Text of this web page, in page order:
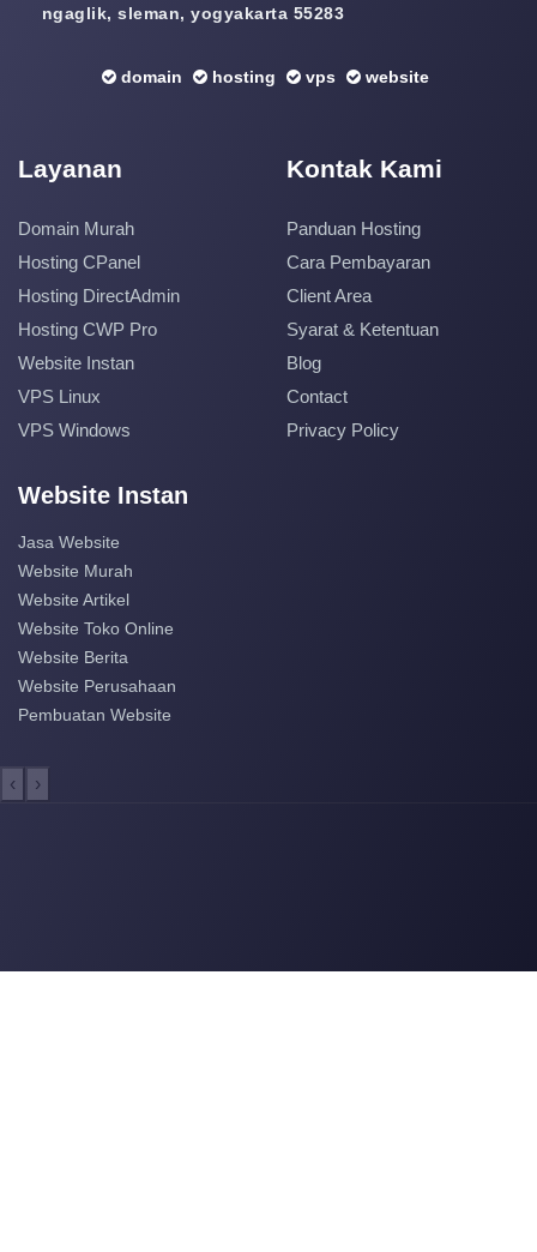
ngaglik, sleman, yogyakarta 55283
domain hosting vps website
Layanan
Domain Murah
Hosting CPanel
Hosting DirectAdmin
Hosting CWP Pro
Website Instan
VPS Linux
VPS Windows
Kontak Kami
Panduan Hosting
Cara Pembayaran
Client Area
Syarat & Ketentuan
Blog
Contact
Privacy Policy
Website Instan
Jasa Website
Website Murah
Website Artikel
Website Toko Online
Website Berita
Website Perusahaan
Pembuatan Website
‹ ›